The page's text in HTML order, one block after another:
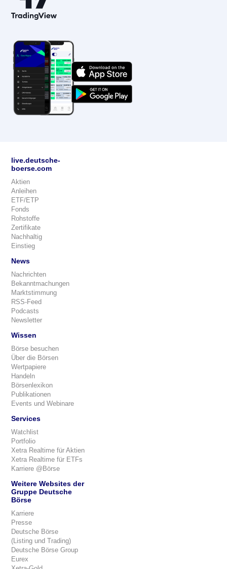
live.deutsche-
boerse.com
Aktien
Anleihen
ETF/ETP
Fonds
Rohstoffe
Zertifikate
Nachhaltig
Einstieg
News
Nachrichten
Bekanntmachungen
Marktstimmung
RSS-Feed
Podcasts
Newsletter
Wissen
Börse besuchen
Über die Börsen
Wertpapiere
Handeln
Börsenlexikon
Publikationen
Events und Webinare
Services
Watchlist
Portfolio
Xetra Realtime für Aktien
Xetra Realtime für ETFs
Karriere @Börse
Weitere Websites der
Gruppe Deutsche
Börse
Karriere
Presse
Deutsche Börse
(Listing und Trading)
Deutsche Börse Group
Eurex